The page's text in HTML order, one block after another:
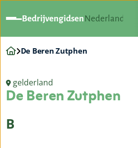
Bedrijvengidsen Nederland
De Beren Zutphen
gelderland
De Beren Zutphen
B